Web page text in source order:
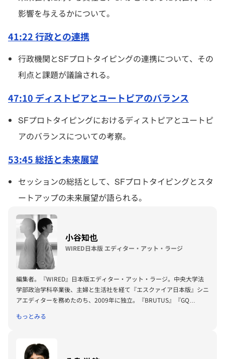
影響を与えるかについて。
41:22 行政との連携
行政機関とSFプロトタイピングの連携について、その
利点と課題が議論される。
47:10 ディストピアとユートピアのバランス
SFプロトタイピングにおけるディストピアとユートピ
アのバランスについての考察。
53:45 総括と未来展望
セッションの総括として、SFプロトタイピングとスタ
ートアップの未来展望が語られる。
小谷知也
WIRED日本版 エディター・アット・ラージ
編集者。『WIRED』日本版エディター・アット・ラージ。中央大学法
学部政治学科卒業後、主婦と生活社を経て『エスクァイア日本版』シニ
アエディターを務めたのち、2009年に独立。『BRUTUS』『GQ
『WIRED』日本版に11年の立ち上げから参画。18年、『WIRED』副編
任。23年より現職。
もっとみる